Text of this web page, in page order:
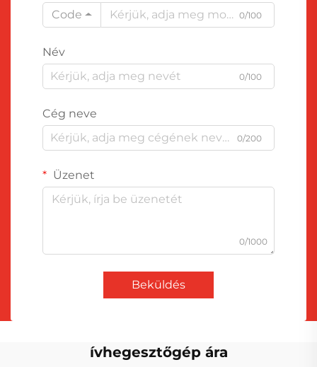
Code
0/100
Név
0/100
Cég neve
0/200
Üzenet
0/1000
Beküldés
ívhegesztőgép ára